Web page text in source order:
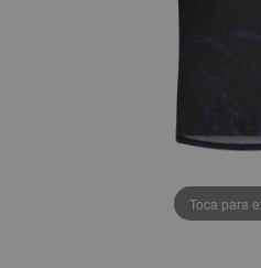
Toca para